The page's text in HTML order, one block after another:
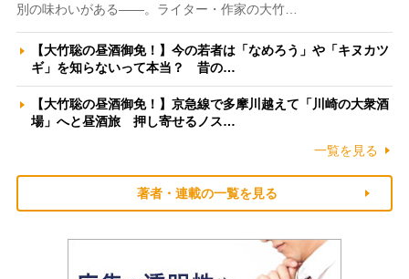
別の味わいがある――。ライター・作家の大竹…
【大竹聡の昼酒御免！】今の若者は「なめろう」や「キヌカツ
ギ」を知らないって本当？ 昔の…
【大竹聡の昼酒御免！】京急線で多摩川越えて「川崎の大衆酒
場」へと昼酒旅 押し寄せるノス…
一覧を見る
著者・連載の一覧を見る